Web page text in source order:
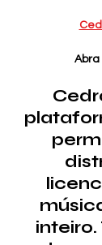
Abra